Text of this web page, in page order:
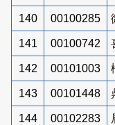
140 00100285
141 00100742
142 00101003
143 00101448
144 00102283